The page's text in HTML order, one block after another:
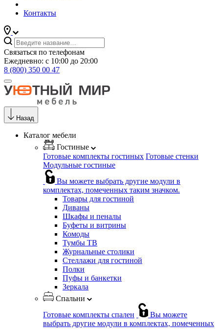
Контакты
Связаться по телефонам
Ежедневно: с 10:00 до 20:00
8 (800) 350 00 47
Назад
Каталог мебели
Гостиные
Готовые комплекты гостиных Готовые стенки
Модульные гостиные
Вы можете выбрать другие модули в
комплектах, помеченных таким значком.
Товары для гостиной
Диваны
Шкафы и пеналы
Буфеты и витрины
Комоды
Тумбы ТВ
Журнальные столики
Стеллажи для гостиной
Полки
Пуфы и банкетки
Зеркала
Спальни
Готовые комплекты спален
Вы можете
выбрать другие модули в комплектах, помеченных